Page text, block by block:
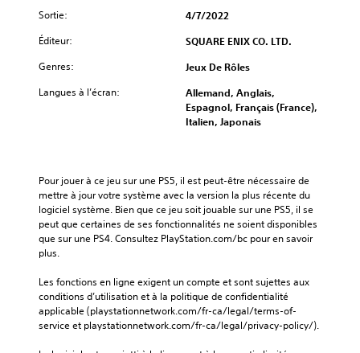
Sortie: 4/7/2022
Éditeur: SQUARE ENIX CO. LTD.
Genres: Jeux De Rôles
Langues à l’écran:
Allemand, Anglais,
Espagnol, Français (France),
Italien, Japonais
Pour jouer à ce jeu sur une PS5, il est peut-être nécessaire de
mettre à jour votre système avec la version la plus récente du
logiciel système. Bien que ce jeu soit jouable sur une PS5, il se
peut que certaines de ses fonctionnalités ne soient disponibles
que sur une PS4. Consultez PlayStation.com/bc pour en savoir
plus.
Les fonctions en ligne exigent un compte et sont sujettes aux
conditions d’utilisation et à la politique de confidentialité
applicable (playstationnetwork.com/fr-ca/legal/terms-of-
service et playstationnetwork.com/fr-ca/legal/privacy-policy/).